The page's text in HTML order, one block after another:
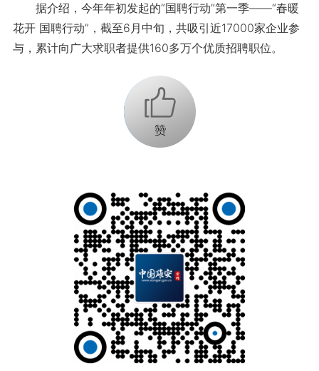
据介绍，今年年初发起的“国聘行动”第一季——“春暖
花开 国聘行动”，截至6月中旬，共吸引近17000家企业参
与，累计向广大求职者提供160多万个优质招聘职位。
+1